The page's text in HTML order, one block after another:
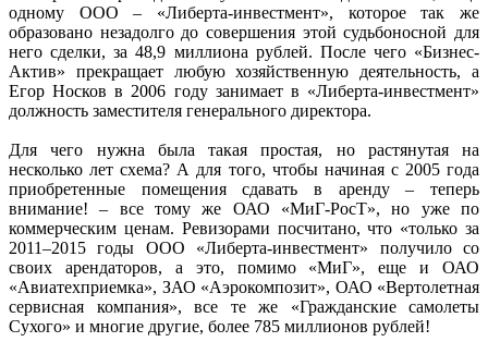
одному ООО – «Либерта-инвестмент», которое так же
образовано незадолго до совершения этой судьбоносной для
него сделки, за 48,9 миллиона рублей. После чего «Бизнес-
Актив» прекращает любую хозяйственную деятельность, а
Егор Носков в 2006 году занимает в «Либерта-инвестмент»
должность заместителя генерального директора.
Для чего нужна была такая простая, но растянутая на
несколько лет схема? А для того, чтобы начиная с 2005 года
приобретенные помещения сдавать в аренду – теперь
внимание! – все тому же ОАО «МиГ-РосТ», но уже по
коммерческим ценам. Ревизорами посчитано, что «только за
2011–2015 годы ООО «Либерта-инвестмент» получило со
своих арендаторов, а это, помимо «МиГ», еще и ОАО
«Авиатехприемка», ЗАО «Аэрокомпозит», ОАО «Вертолетная
сервисная компания», все те же «Гражданские самолеты
Сухого» и многие другие, более 785 миллионов рублей!